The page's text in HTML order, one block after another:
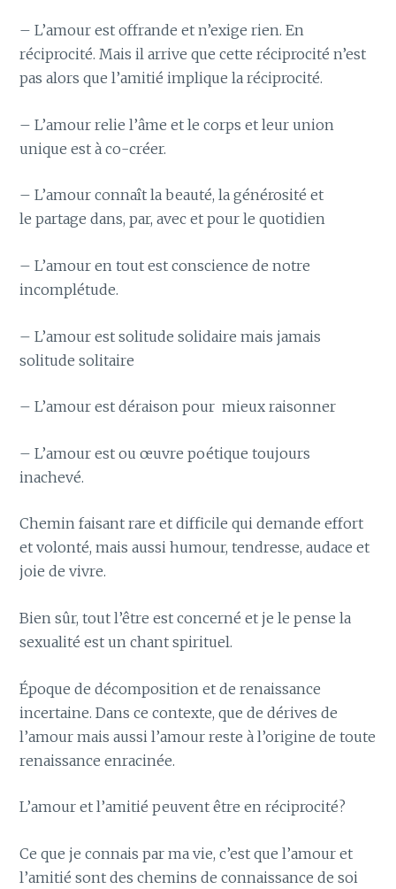
– L’amour est offrande et n’exige rien. En
réciprocité. Mais il arrive que cette réciprocité n’est
pas alors que l’amitié implique la réciprocité.
– L’amour relie l’âme et le corps et leur union
unique est à co-créer.
– L’amour connaît la beauté, la générosité et
le partage dans, par, avec et pour le quotidien
– L’amour en tout est conscience de notre
incomplétude.
– L’amour est solitude solidaire mais jamais
solitude solitaire
– L’amour est déraison pour mieux raisonner
– L’amour est ou œuvre poétique toujours
inachevé.
Chemin faisant rare et difficile qui demande effort
et volonté, mais aussi humour, tendresse, audace et
joie de vivre.
Bien sûr, tout l’être est concerné et je le pense la
sexualité est un chant spirituel.
Époque de décomposition et de renaissance
incertaine. Dans ce contexte, que de dérives de
l’amour mais aussi l’amour reste à l’origine de toute
renaissance enracinée.
L’amour et l’amitié peuvent être en réciprocité?
Ce que je connais par ma vie, c’est que l’amour et
l’amitié sont des chemins de connaissance de soi